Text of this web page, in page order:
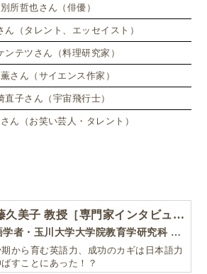
別所哲也さん（俳優）
ん（タレント、エッセイスト）
ンテツさん（料理研究家）
さん（サイエンス作家）
直子さん（宇宙飛行士）
ん（お笑い芸人・タレント）
佐藤久美子 教授［専門家インタビュー］
言語学者・玉川大学大学院教育学研究科 教授・NHK「えいごであそぼ」総合指導
から育む英語力、成功のカギは日本語力
すことにあった！？